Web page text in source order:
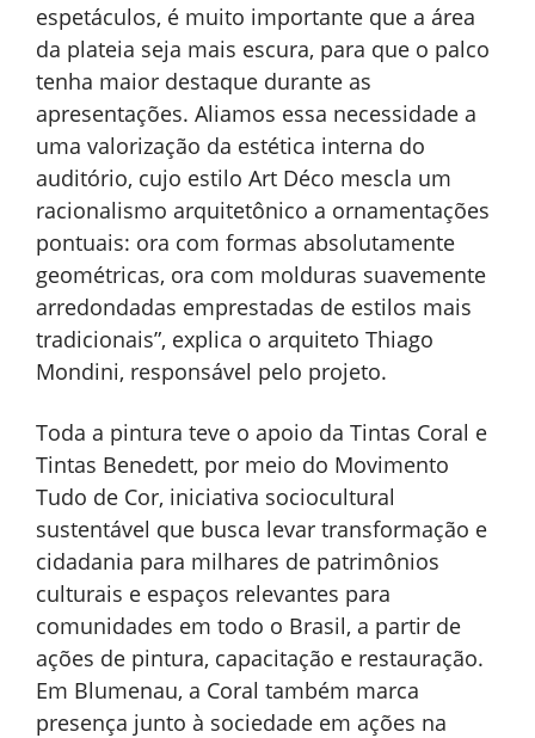
espetáculos, é muito importante que a área
da plateia seja mais escura, para que o palco
tenha maior destaque durante as
apresentações. Aliamos essa necessidade a
uma valorização da estética interna do
auditório, cujo estilo Art Déco mescla um
racionalismo arquitetônico a ornamentações
pontuais: ora com formas absolutamente
geométricas, ora com molduras suavemente
arredondadas emprestadas de estilos mais
tradicionais”, explica o arquiteto Thiago
Mondini, responsável pelo projeto.
Toda a pintura teve o apoio da Tintas Coral e
Tintas Benedett, por meio do Movimento
Tudo de Cor, iniciativa sociocultural
sustentável que busca levar transformação e
cidadania para milhares de patrimônios
culturais e espaços relevantes para
comunidades em todo o Brasil, a partir de
ações de pintura, capacitação e restauração.
Em Blumenau, a Coral também marca
presença junto à sociedade em ações na